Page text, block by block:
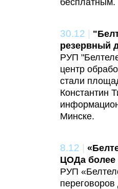
бесплатным.
30.12 |
резервный
РУП
центр
стали
Константин
Минске.
8.12 |
ЦОДа более
РУП